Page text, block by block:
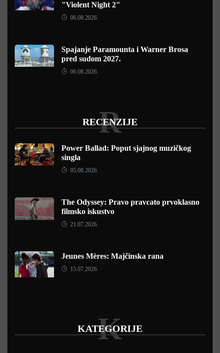
"Violent Night 2"
06.08.2026.
Spajanje Paramounta i Warner Brosa
pred sudom 2027.
06.08.2026.
RECENZIJE
R
Power Ballad: Poput sjajnog muzičkog
singla
05.08.2026.
The Odyssey: Pravo pravcato prvoklasno
filmsko iskustvo
21.07.2026.
Jeunes Mères: Majčinska rana
15.07.2026.
KATEGORIJE
K